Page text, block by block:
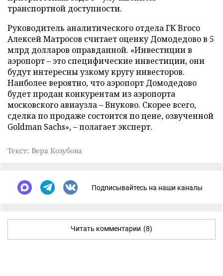
транспортной доступности.
Руководитель аналитического отдела ГК Broco
Алексей Матросов считает оценку Домодедово в 5
млрд долларов оправданной. «Инвестиции в
аэропорт – это специфические инвестиции, они
будут интересны узкому кругу инвесторов.
Наиболее вероятно, что аэропорт Домодедово
будет продан конкурентам из аэропорта
московского авиаузла – Внуково. Скорее всего,
сделка по продаже состоится по цене, озвученной
Goldman Sachs», – полагает эксперт.
Текст: Вера Козубова
Подписывайтесь на наши каналы
Читать комментарии (8)